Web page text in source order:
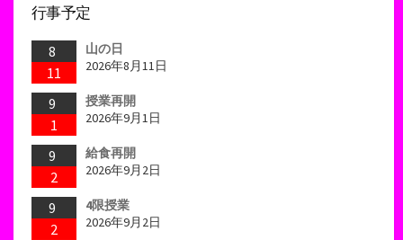
行事予定
8
11
山の日
2026年8月11日
9
1
授業再開
2026年9月1日
9
2
給食再開
2026年9月2日
9
2
4限授業
2026年9月2日